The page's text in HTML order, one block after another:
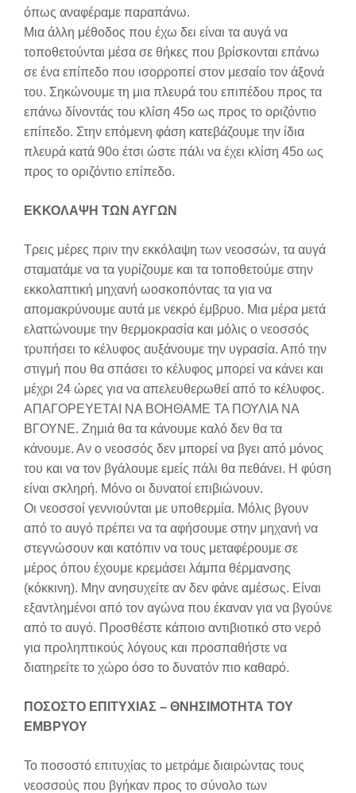
όπως αναφέραμε παραπάνω.
Μια άλλη μέθοδος που έχω δει είναι τα αυγά να
τοποθετούνται μέσα σε θήκες που βρίσκονται επάνω
σε ένα επίπεδο που ισορροπεί στον μεσαίο τον άξονά
του. Σηκώνουμε τη μια πλευρά του επιπέδου προς τα
επάνω δίνοντάς του κλίση 45ο ως προς το οριζόντιο
επίπεδο. Στην επόμενη φάση κατεβάζουμε την ίδια
πλευρά κατά 90ο έτσι ώστε πάλι να έχει κλίση 45ο ως
προς το οριζόντιο επίπεδο.
ΕΚΚΟΛΑΨΗ ΤΩΝ ΑΥΓΩΝ
Τρεις μέρες πριν την εκκόλαψη των νεοσσών, τα αυγά
σταματάμε να τα γυρίζουμε και τα τοποθετούμε στην
εκκολαπτική μηχανή ωοσκοπόντας τα για να
απομακρύνουμε αυτά με νεκρό έμβρυο. Μια μέρα μετά
ελαττώνουμε την θερμοκρασία και μόλις ο νεοσσός
τρυπήσει το κέλυφος αυξάνουμε την υγρασία. Από την
στιγμή που θα σπάσει το κέλυφος μπορεί να κάνει και
μέχρι 24 ώρες για να απελευθερωθεί από το κέλυφος.
ΑΠΑΓΟΡΕΥΕΤΑΙ ΝΑ ΒΟΗΘΑΜΕ ΤΑ ΠΟΥΛΙΑ ΝΑ
ΒΓΟΥΝΕ. Ζημιά θα τα κάνουμε καλό δεν θα τα
κάνουμε. Αν ο νεοσσός δεν μπορεί να βγει από μόνος
του και να τον βγάλουμε εμείς πάλι θα πεθάνει. Η φύση
είναι σκληρή. Μόνο οι δυνατοί επιβιώνουν.
Οι νεοσσοί γεννιούνται με υποθερμία. Μόλις βγουν
από το αυγό πρέπει να τα αφήσουμε στην μηχανή να
στεγνώσουν και κατόπιν να τους μεταφέρουμε σε
μέρος όπου έχουμε κρεμάσει λάμπα θέρμανσης
(κόκκινη). Μην ανησυχείτε αν δεν φάνε αμέσως. Είναι
εξαντλημένοι από τον αγώνα που έκαναν για να βγούνε
από το αυγό. Προσθέστε κάποιο αντιβιοτικό στο νερό
για προληπτικούς λόγους και προσπαθήστε να
διατηρείτε το χώρο όσο το δυνατόν πιο καθαρό.
ΠΟΣΟΣΤΟ ΕΠΙΤΥΧΙΑΣ – ΘΝΗΣΙΜΟΤΗΤΑ ΤΟΥ
ΕΜΒΡΥΟΥ
Το ποσοστό επιτυχίας το μετράμε διαιρώντας τους
νεοσσούς που βγήκαν προς το σύνολο των